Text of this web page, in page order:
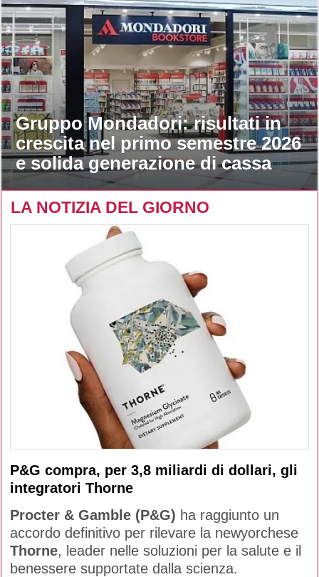
Gruppo Mondadori: risultati in
crescita nel primo semestre 2026
e solida generazione di cassa
LA NOTIZIA DEL GIORNO
P&G compra, per 3,8 miliardi di dollari, gli
integratori Thorne
Procter & Gamble (P&G) ha raggiunto un
accordo definitivo per rilevare la newyorchese
Thorne, leader nelle soluzioni per la salute e il
benessere supportate dalla scienza.